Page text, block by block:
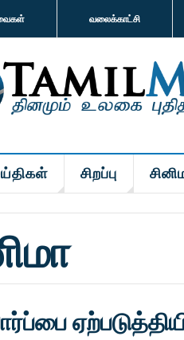
வலைக்காட்சி
சிறப்பு